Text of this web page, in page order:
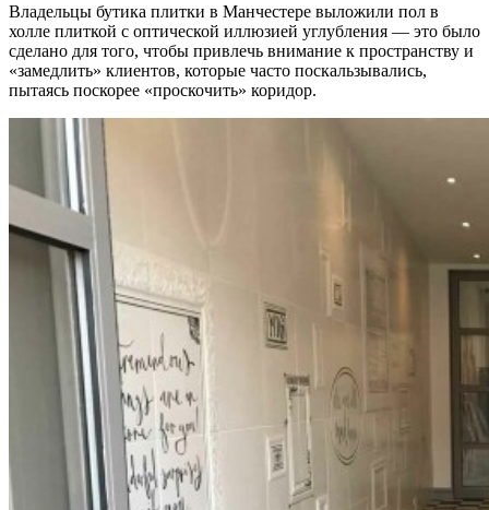
Владельцы бутика плитки в Манчестере выложили пол в
холле плиткой с оптической иллюзией углубления — это было
сделано для того, чтобы привлечь внимание к пространству и
«замедлить» клиентов, которые часто поскальзывались,
пытаясь поскорее «проскочить» коридор.